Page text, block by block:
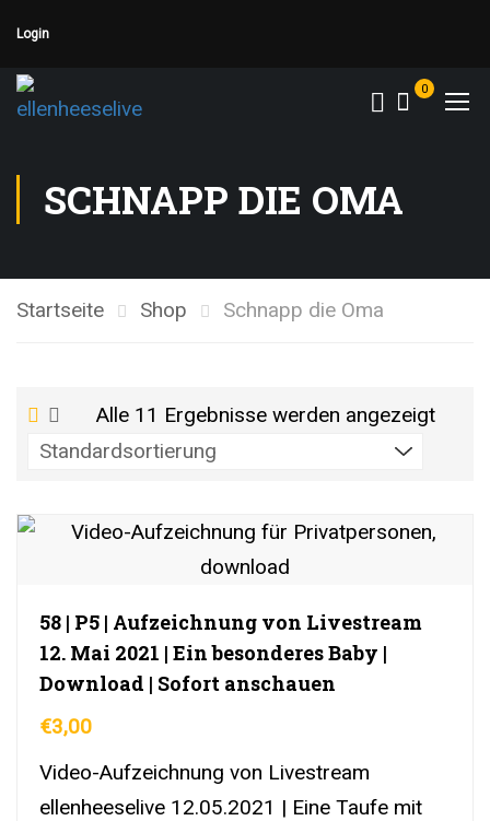
Login
0
SCHNAPP DIE OMA
Startseite Shop Schnapp die Oma
Alle 11 Ergebnisse werden angezeigt
58 | P5 | Aufzeichnung von Livestream
12. Mai 2021 | Ein besonderes Baby |
Download | Sofort anschauen
€3,00
Video-Aufzeichnung von Livestream
ellenheeselive 12.05.2021 | Eine Taufe mit